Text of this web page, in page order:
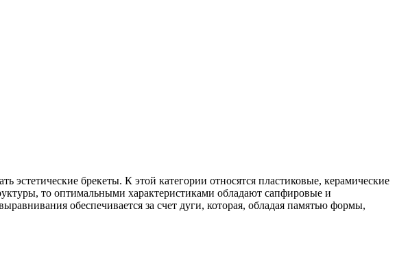
брекеты. К этой категории относятся пластиковые, керамические
то оптимальными характеристиками обладают сапфировые и
обеспечивается за счет дуги, которая, обладая памятью формы,